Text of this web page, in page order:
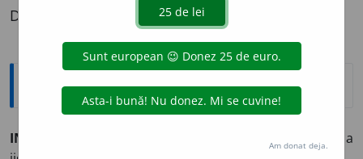
Definiția cu ID-ul 471458:
Explicative DEX
INJURI
a aduce cuiva injurii; a insulta; a ofensa, a
Am donat deja.